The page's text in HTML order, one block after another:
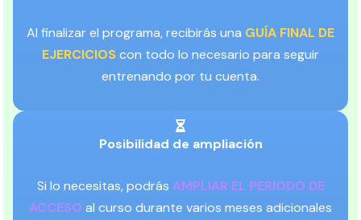
Al finalizar el programa, recibirás una GUÍA FINAL DE
EJERCICIOS con todo lo necesario para seguir
entrenando por tu cuenta.
Posibilidad de ampliación
Si lo necesitas, podrás AMPLIAR EL PERIODO DE
ACCESO al curso durante varios meses adicionales